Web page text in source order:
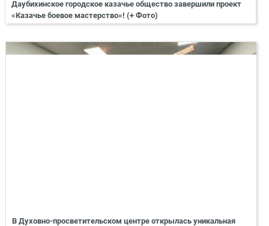
Даубихинское городское казачье общество завершили проект
«Казачье боевое мастерство»! (+ Фото)
В Духовно-просветительском центре открылась уникальная